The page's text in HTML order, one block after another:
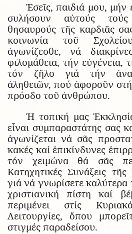
Ἐσεῖς, παιδιά μου, μήν
συλήσουν αὐτούς τούς
θησαυρούς τῆς καρδιᾶς
κοινωνία τοῦ
ἀγωνίζεσθε, νά
φιλομάθεια, τήν εὐγένεια,
τόν ζῆλο γιά τήν
ἀληθειῶν, πού ἀφοροῦν
πρόοδο τοῦ ἀνθρώπου.
Ἡ τοπική μας
εἶναι συμπαραστάτης σας
ἀγωνίζεται νά σᾶς
κακές καί ἐπικίνδυνες
τόν χειμώνα θά σᾶς
Κατηχητικές Συνάξεις
γιά νά γνωρίσετε
χριστιανική πίστη καί
περιμένει στίς
Λειτουργίες, ὅπου
στιγμές παραδείσου.